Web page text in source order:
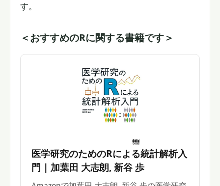
す。
＜おすすめのRに関する書籍です＞
医学研究のためのRによる統計解析入
門 | 加葉田 大志朗, 新谷 歩